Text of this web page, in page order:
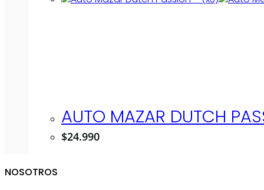
AUTO MAZAR DUTCH
$24.990
NOSOTROS